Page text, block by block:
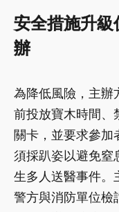
安全措施升
辦
為降低風險，主辦
前投放寶木時間、
關卡，並要求參
須採趴姿以避免窒
生多人送醫事件。
警方與消防單位檢